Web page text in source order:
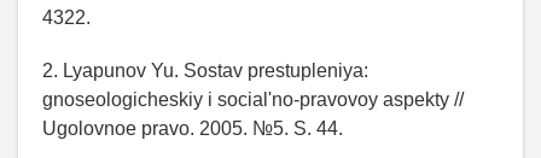
4322.
2. Lyapunov Yu. Sostav prestupleniya:
gnoseologicheskiy i social'no-pravovoy aspekty //
Ugolovnoe pravo. 2005. №5. S. 44.